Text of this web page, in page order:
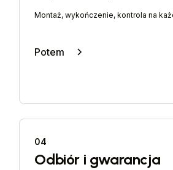
Montaż, wykończenie, kontrola na
Potem
04
Odbiór i gwarancja